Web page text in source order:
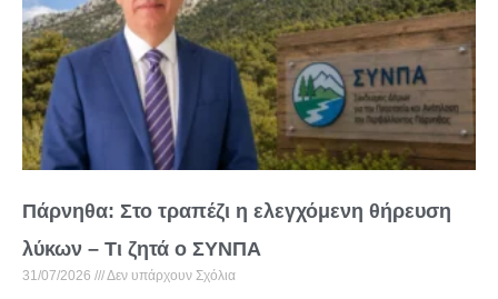
Πάρνηθα: Στο τραπέζι η ελεγχόμενη θήρευση
λύκων – Τι ζητά ο ΣΥΝΠΑ
31/07/2026 Δεν υπάρχουν Σχόλια